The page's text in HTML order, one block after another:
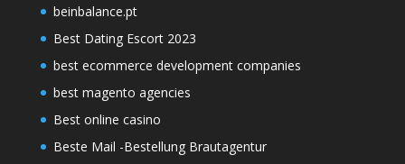
beinbalance.pt
Best Dating Escort 2023
best ecommerce development companies
best magento agencies
Best online casino
Beste Mail -Bestellung Brautagentur